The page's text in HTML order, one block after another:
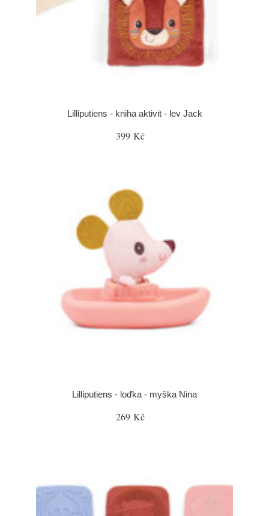
Lilliputiens - kniha aktivit - lev Jack
399 Kč
Lilliputiens - loďka - myška Nina
269 Kč